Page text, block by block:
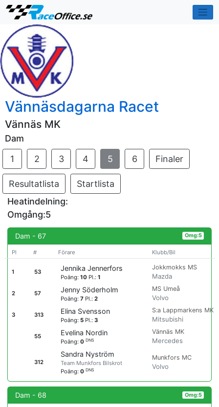
Vännäsdagarna Racet
Vännäs MK
Dam
1
2 3 4 5 6 Finaler
Resultatlista
Startlista
Heatindelning:
Omgång:5
Dam - 67 Omg:5
Pl # Förare Klubb/Bil
1 53 Jennika Jennerfors
Poäng:10 Pl.:1
Jokkmokks MS
Mazda
2 57 Jenny Söderholm
Poäng:7 Pl.:2
MS Umeå
Volvo
3 313 Elina Svensson
Poäng: 5 Pl.:3
S:a Lappmarkens MK
Mitsubishi
55 Evelina Nordin
Poäng:0DNS
Vännäs MK
Mercedes
312
Sandra Nyström
Team Munkfors Bilskrot
Poäng:0DNS
Munkfors MC
Volvo
Dam - 68 Omg:5